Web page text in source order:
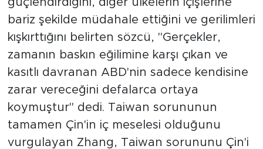
bariz şekilde müdahale ettiğini ve gerilimleri
kışkırttığını belirten sözcü, "Gerçekler,
zamanın baskın eğilimine karşı çıkan ve
kasıtlı davranan ABD'nin sadece kendisine
zarar vereceğini defalarca ortaya
koymuştur" dedi. Taiwan sorununun
tamamen Çin'in iç meselesi olduğunu
vurgulayan Zhang, Taiwan sorununu Çin'i